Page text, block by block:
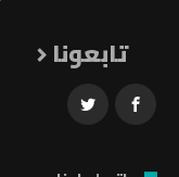
تابعونا